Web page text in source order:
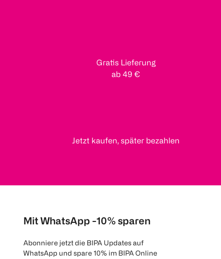
Gratis Lieferung
ab 49 €
Jetzt kaufen, später bezahlen
Mit WhatsApp -10% sparen
Abonniere jetzt die BIPA Updates auf
WhatsApp und spare 10% im BIPA Online